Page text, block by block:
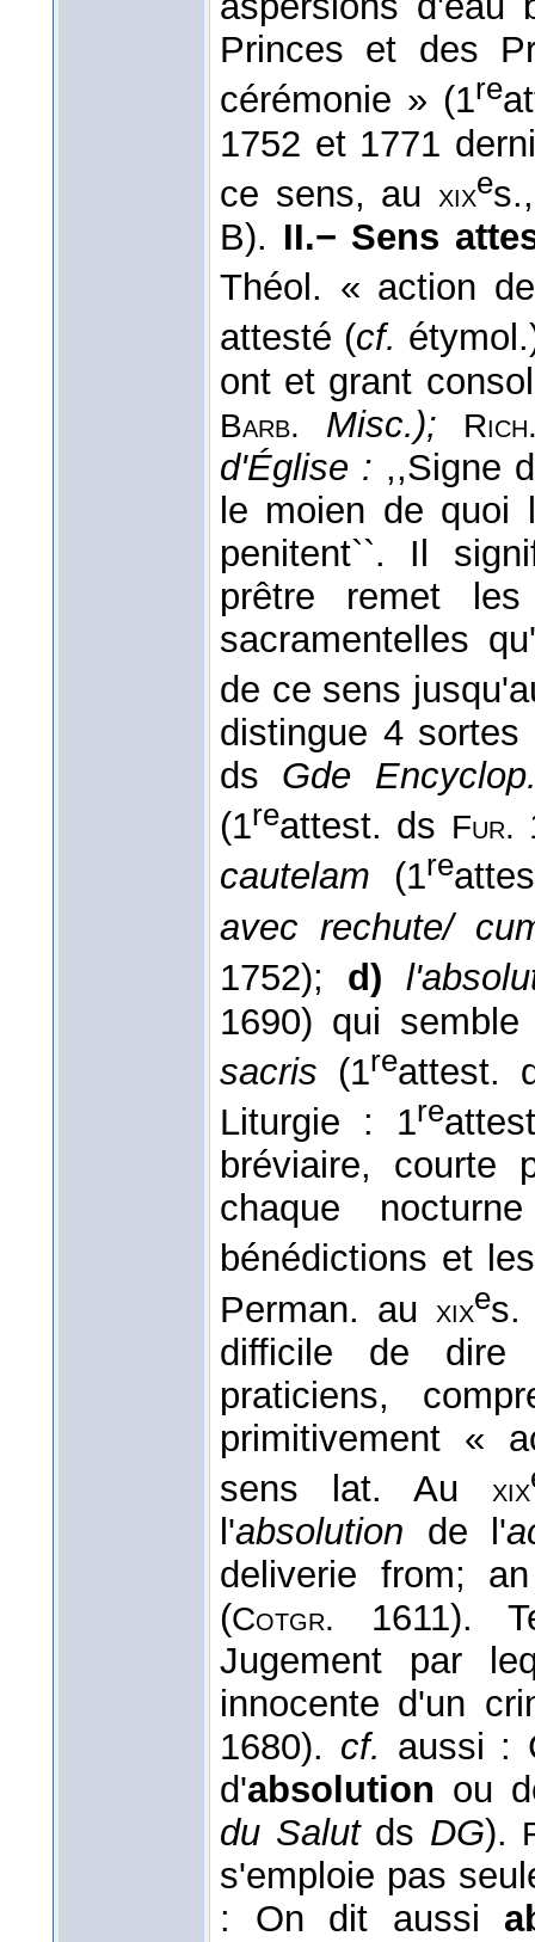
Princes et des
cérémonie » (1re
1752 et 1771
ce sens, au xixe
B). II.− Sens
Théol. « action
attesté (cf.
ont et grant
Barb. Misc.);
d'Église : ,,Signe
le moien de quoi
penitent``. Il
prêtre remet
sacramentelles
de ce sens
distingue 4 sortes
ds Gde
(1reattest. ds Fur.
cautelam (1re
avec rechute/
1752); d)
1690) qui
sacris (1reattest.
Liturgie : 1re
bréviaire,
chaque
bénédictions et
Perman. au xixes.
difficile de dire
praticiens,
primitivement «
sens lat. Au xix
l'absolution de l'
deliverie from;
(Cotgr.
1611).
Jugement par
innocente d'un
1680). cf. aussi :
d'absolution ou
du Salutds DG).
s'emploie pas
: On dit aussi